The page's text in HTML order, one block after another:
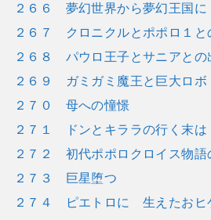
２６６ 夢幻世界から夢幻王国に
２６７ クロニクルとポポロ１と
２６８ パウロ王子とサニアとの
２６９ ガミガミ魔王と巨大ロボ
２７０ 母への憧憬
２７１ ドンとキララの行く末は
２７２ 初代ポポロクロイス物語
２７３ 巨星堕つ
２７４ ピエトロに 生えたお